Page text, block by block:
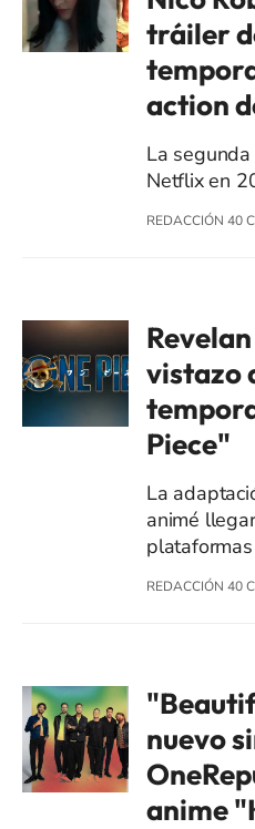
tráiler
action
La
Netflix en
REDACCIÓN 40
vistazo
Piece"
La
animé
REDACCIÓN 40
nuevo
anime